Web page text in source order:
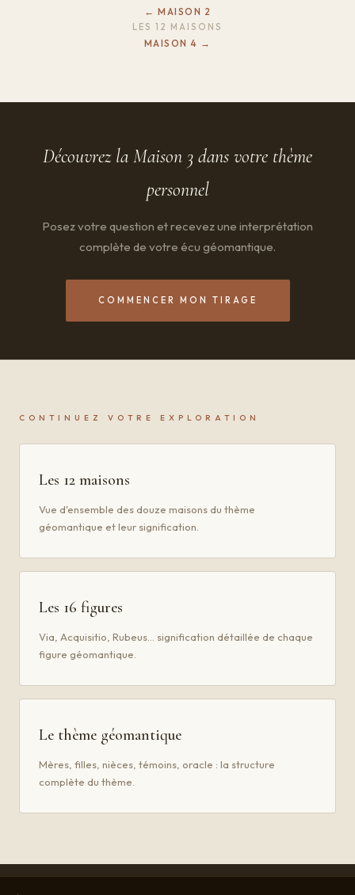
← MAISON 2
LES 12 MAISONS
MAISON 4 →
Découvrez la Maison 3 dans votre thème
personnel
Posez votre question et recevez une interprétation
complète de votre écu géomantique.
COMMENCER MON TIRAGE
CONTINUEZ VOTRE EXPLORATION
Les 12 maisons
Vue d'ensemble des douze maisons du thème
géomantique et leur signification.
Les 16 figures
Via, Acquisitio, Rubeus… signification détaillée de chaque
figure géomantique.
Le thème géomantique
Mères, filles, nièces, témoins, oracle : la structure
complète du thème.